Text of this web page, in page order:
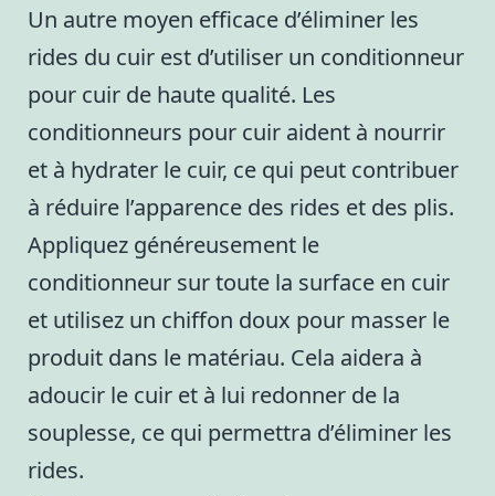
Un autre moyen efficace d’éliminer les
rides du cuir est d’utiliser un conditionneur
pour cuir de haute qualité. Les
conditionneurs pour cuir aident à nourrir
et à hydrater le cuir, ce qui peut contribuer
à réduire l’apparence des rides et des plis.
Appliquez généreusement le
conditionneur sur toute la surface en cuir
et utilisez un chiffon doux pour masser le
produit dans le matériau. Cela aidera à
adoucir le cuir et à lui redonner de la
souplesse, ce qui permettra d’éliminer les
rides.